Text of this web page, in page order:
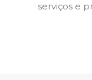
serviços e